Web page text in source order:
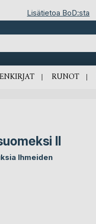
Lisätietoa BoD:sta
RUNOT
II
Ihmeiden